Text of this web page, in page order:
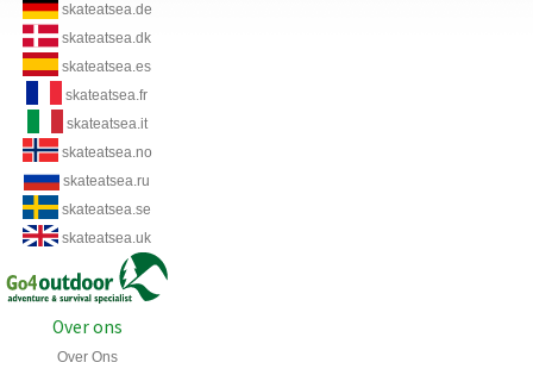
skateatsea.de
skateatsea.dk
skateatsea.es
skateatsea.fr
skateatsea.it
skateatsea.no
skateatsea.ru
skateatsea.se
skateatsea.uk
Over ons
Over Ons